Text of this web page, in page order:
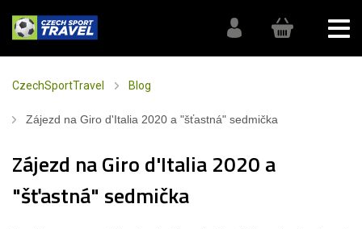
CzechSportTravel Blog
Zájezd na Giro d'Italia 2020 a "šťastná" sedmička
Zájezd na Giro d'Italia 2020 a
"šťastná" sedmička